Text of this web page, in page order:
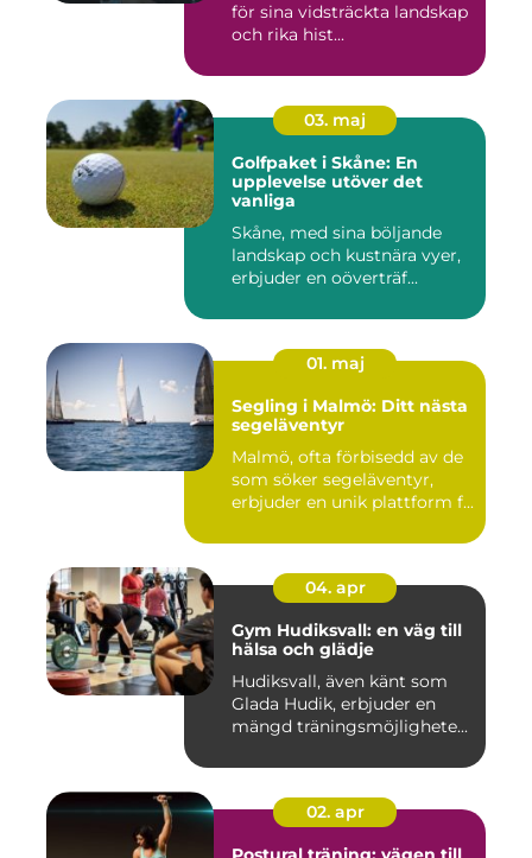
för sina vidsträckta landskap
och rika hist...
03. maj
Golfpaket i Skåne: En
upplevelse utöver det
vanliga
Skåne, med sina böljande
landskap och kustnära vyer,
erbjuder en oöverträf...
01. maj
Segling i Malmö: Ditt nästa
segeläventyr
Malmö, ofta förbisedd av de
som söker segeläventyr,
erbjuder en unik plattform f...
04. apr
Gym Hudiksvall: en väg till
hälsa och glädje
Hudiksvall, även känt som
Glada Hudik, erbjuder en
mängd träningsmöjlighete...
02. apr